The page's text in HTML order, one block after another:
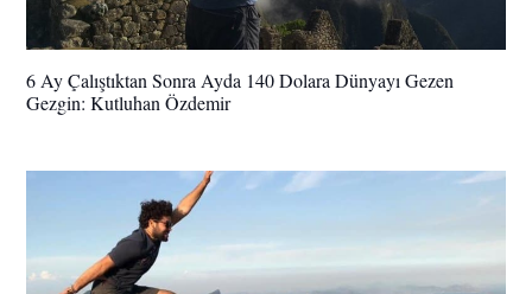
6 Ay Çalıştıktan Sonra Ayda 140 Dolara Dünyayı Gezen
Gezgin: Kutluhan Özdemir